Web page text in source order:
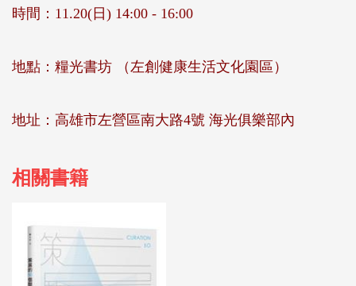
時間：11.20(日) 14:00 - 16:00
地點：糧光書坊 （左創健康生活文化園區）
地址：高雄市左營區南大路4號 海光俱樂部內
相關書籍